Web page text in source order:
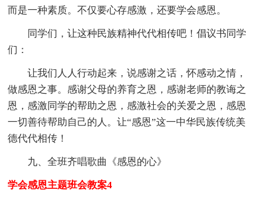
而是一种素质。不仅要心存感激，还要学会感恩。
同学们，让这种民族精神代代相传吧！倡议书同学
们：
让我们人人行动起来，说感谢之话，怀感动之情，
做感恩之事。感谢父母的养育之恩，感谢老师的教诲之
恩，感激同学的帮助之恩，感激社会的关爱之恩，感恩
一切善待帮助自己的人。让“感恩”这一中华民族传统美
德代代相传！
九、全班齐唱歌曲《感恩的心》
学会感恩主题班会教案4